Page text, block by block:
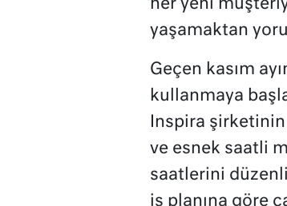
her yeni
yaşamaktan
Geçen kasım
kullanmaya
Inspira
ve esnek saatli
saatlerini
iş planına göre